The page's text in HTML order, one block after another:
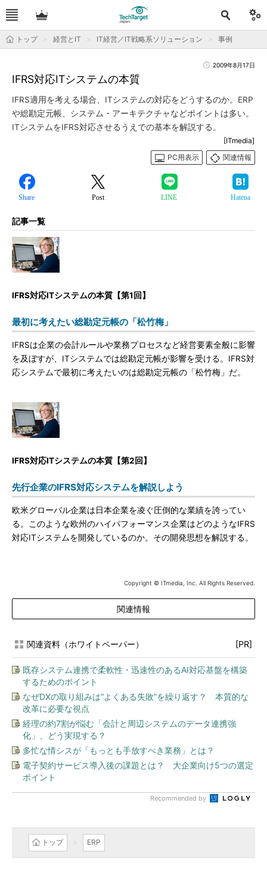
トップ 経営とIT IT経営／IT戦略系ソリューション 事例
2009年8月17日
IFRS対応ITシステムの本質
IFRS適用を考える場合、ITシステムの対応をどうするのか。ERP
や総勘定元帳、システム・アーキテクチャなどポイントは多い。
ITシステムをIFRS対応させるうえでの基本を解説する。
[ITmedia]
PC用表示
関連情報
Share Post LINE Hatena
記事一覧
IFRS対応ITシステムの本質【第1回】
最初に考えたい総勘定元帳の「松竹梅」
IFRSは企業の会計ルールや業務プロセスなど経営要素全般に影響
を及ぼすが、ITシステムでは総勘定元帳が影響を受ける。IFRS対
応システムで最初に考えたいのは総勘定元帳の「松竹梅」だ。
IFRS対応ITシステムの本質【第2回】
先行企業のIFRS対応システムを解説しよう
欧米グローバル企業は日本企業を凌ぐ圧倒的な業績を誇ってい
る。このような欧州のハイパフォーマンス企業はどのようなIFRS
対応ITシステムを開発しているのか。その開発思想を解説する。
Copyright © ITmedia, Inc. All Rights Reserved.
関連情報
関連資料（ホワイトペーパー） [PR]
既存システム連携で柔軟性・迅速性のあるAI対応基盤を構築
するためのポイント
なぜDXの取り組みは“よくある失敗”を繰り返す？ 本質的な
改革に必要な視点
経理の約7割が悩む「会計と周辺システムのデータ連携強
化」、どう実現する？
多忙な情シスが「もっとも手放すべき業務」とは？
電子契約サービス導入後の課題とは？ 大企業向け5つの選定
ポイント
Recommended by
トップ ERP